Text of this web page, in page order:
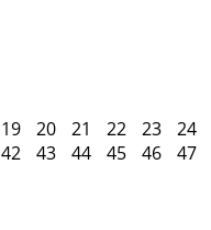
19 20 21 22 23 24
42 43 44 45 46 47